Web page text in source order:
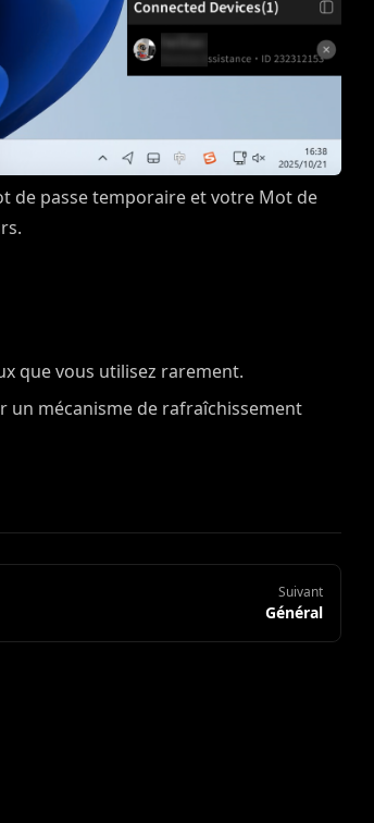
de passe temporaire et votre Mot de
que vous utilisez rarement.
un mécanisme de rafraîchissement
Suivant
Général